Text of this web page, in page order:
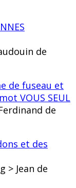
de
de fuseau et
VOUS SEUL
de
et des
> Jean de